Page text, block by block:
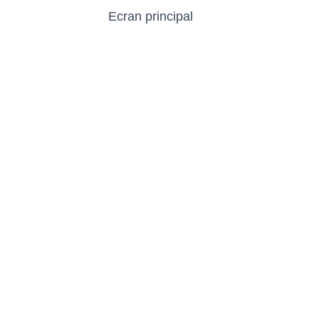
Ecran principal